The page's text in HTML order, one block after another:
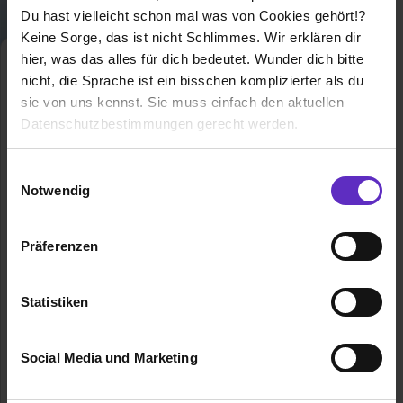
Du hast vielleicht schon mal was von Cookies gehört!?
Keine Sorge, das ist nicht Schlimmes. Wir erklären dir
hier, was das alles für dich bedeutet. Wunder dich bitte
nicht, die Sprache ist ein bisschen komplizierter als du
sie von uns kennst. Sie muss einfach den aktuellen
Datenschutzbestimmungen gerecht werden.
Benutzung der Webseite getroffenen Einstellungen zu
Webseite zu analysieren („Statistiken“), um
Informationen zu deiner Verwendung unserer Website an
Analysen weiterzugeben und um Inhalte und Anzeigen zu
Notwendig
Präferenzen
Statistiken
Social Media und Marketing
Kauffrau/-mann für
Büromanagement
Klassische duale
Berufsausbildung
Büromanagement, z.B. freie
und Bewerbungstipps!
Berufsprofil.